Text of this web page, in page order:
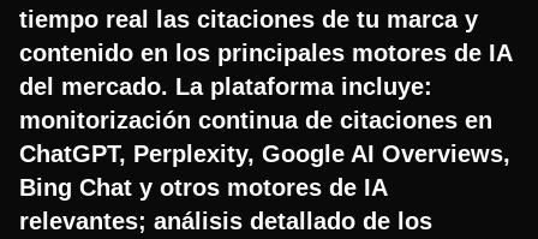
tiempo real las citaciones de tu marca y
contenido en los principales motores de IA
del mercado. La plataforma incluye:
monitorización continua de citaciones en
ChatGPT, Perplexity, Google AI Overviews,
Bing Chat y otros motores de IA
relevantes; análisis detallado de los